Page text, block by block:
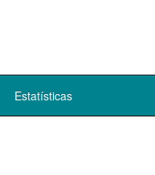
Estatísticas